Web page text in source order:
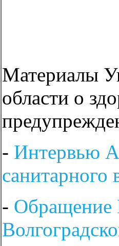
Материалы
области о
- Интервью
санитарного
- Обращение